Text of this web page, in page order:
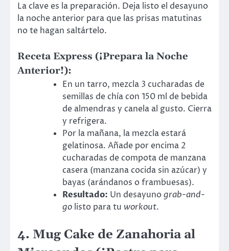
La clave es la preparación. Deja listo el desayuno
la noche anterior para que las prisas matutinas
no te hagan saltártelo.
Receta Express (¡Prepara la Noche
Anterior!):
En un tarro, mezcla 3 cucharadas de
semillas de chía con 150 ml de bebida
de almendras y canela al gusto. Cierra
y refrigera.
Por la mañana, la mezcla estará
gelatinosa. Añade por encima 2
cucharadas de compota de manzana
casera (manzana cocida sin azúcar) y
bayas (arándanos o frambuesas).
Resultado: Un desayunograb-and-
go listo para tu workout.
4. Mug Cake de Zanahoria al